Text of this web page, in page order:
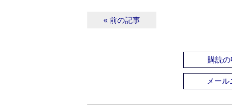
« 前の記事
購読の
メール